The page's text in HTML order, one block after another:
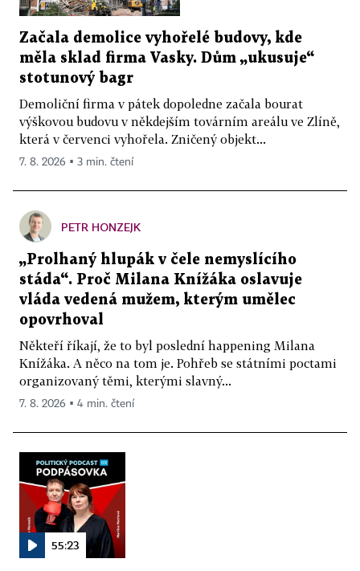
Začala demolice vyhořelé budovy, kde
měla sklad firma Vasky. Dům „ukusuje“
stotunový bagr
Demoliční firma v pátek dopoledne začala bourat
výškovou budovu v někdejším továrním areálu ve Zlíně,
která v červenci vyhořela. Zničený objekt...
7. 8. 2026 ▪ 3 min. čtení
PETR HONZEJK
„Prolhaný hlupák v čele nemyslícího
stáda“. Proč Milana Knížáka oslavuje
vláda vedená mužem, kterým umělec
opovrhoval
Někteří říkají, že to byl poslední happening Milana
Knížáka. A něco na tom je. Pohřeb se státními poctami
organizovaný těmi, kterými slavný...
7. 8. 2026 ▪ 4 min. čtení
55:23